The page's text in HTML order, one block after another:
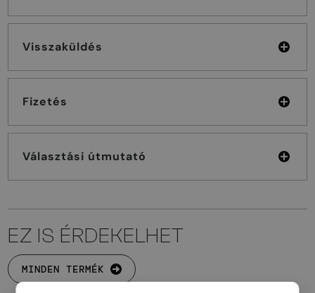
Visszaküldés
Fizetés
Választási útmutató
EZ IS ÉRDEKELHET
MINDEN TERMÉK